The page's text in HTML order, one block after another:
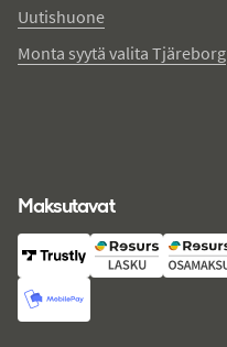
Uutishuone
Monta syytä valita Tjäreborg
Maksutavat